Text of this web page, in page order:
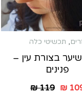
, תכשיטי כלה
בצורת עין –
פנינים
₪119 ₪